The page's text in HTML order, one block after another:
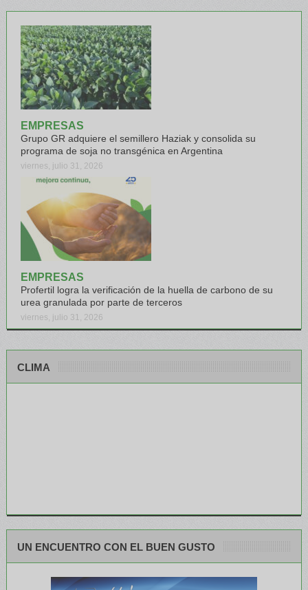
EMPRESAS
Grupo GR adquiere el semillero Haziak y consolida su
programa de soja no transgénica en Argentina
viernes, julio 31, 2026
EMPRESAS
Profertil logra la verificación de la huella de carbono de su
urea granulada por parte de terceros
viernes, julio 31, 2026
CLIMA
UN ENCUENTRO CON EL BUEN GUSTO